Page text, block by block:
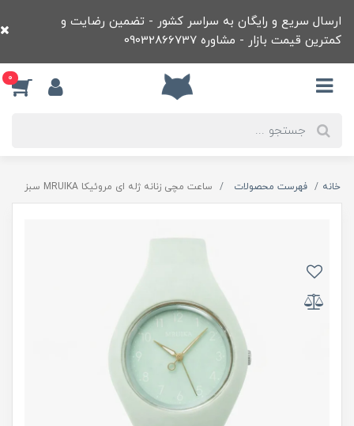
ارسال سریع و رایگان به سراسر کشور - تضمین رضایت و
کمترین قیمت بازار - مشاوره 09032866737
0
خانه فهرست محصولات ساعت مچی زنانه ژله ای مروئيکا MRUIKA سبز